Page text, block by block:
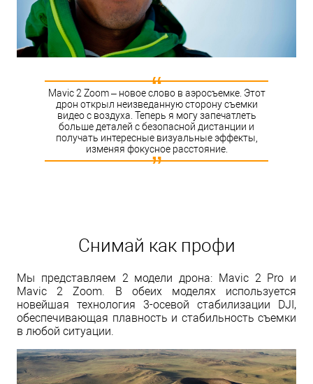
Mavic 2 Zoom – новое слово в аэросъемке. Этот
дрон открыл неизведанную сторону съемки
видео с воздуха. Теперь я могу запечатлеть
больше деталей с безопасной дистанции и
получать интересные визуальные эффекты,
изменяя фокусное расстояние.
Снимай как профи
Мы представляем 2 модели дрона: Mavic 2 Pro и
Mavic 2 Zoom. В обеих моделях используется
новейшая технология 3-осевой стабилизации DJI,
обеспечивающая плавность и стабильность съемки
в любой ситуации.